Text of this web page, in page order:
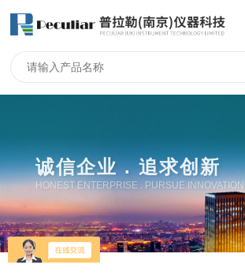
诚信企业 . 追求创新
HONEST ENTERPRISE . PURSUE INNOVATION